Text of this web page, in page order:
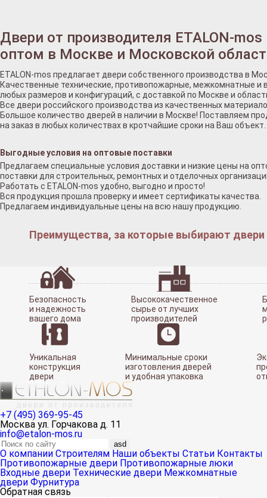
Двери от производителя ETALON-mos
оптом в Москве и Московской
ETALON-mos предлагает двери собственного производства в
Качественные технические, противопожарные, межкомнатные и
любых размеров и конфигураций, с доставкой по Москве и
Все двери российского производства из качественных
Большое количество дверей в наличии в Москве! Поставляем
на заказ в любых количествах в кротчайшие сроки на Ваш объект.
Выгодные условия на оптовые поставки
Предлагаем специальные условия доставки и низкие цены на
поставки для строительных, ремонтных и отделочных
Работать с ETALON-mos удобно, выгодно и просто!
Вся продукция прошла проверку и имеет сертификаты качества.
Предлагаем индивидуальные цены на всю нашу продукцию.
Преимущества, за которые выбирают двери
Безопасность
и надежность
вашего дома
Высококачественное
сырье от лучших
производителей
Уникальная
конструкция
двери
Минимальные сроки
изготовления дверей
и удобная упаковка
+7 (495) 369-95-45
Москва ул. Горчакова д. 11
info@etalon-mos.ru
asd
О компании Строителям Наши объекты Статьи Контакты
Противопожарные двери Противопожарные люки
Входные двери Технические двери Межкомнатные
двери Фурнитура
Обратная связь